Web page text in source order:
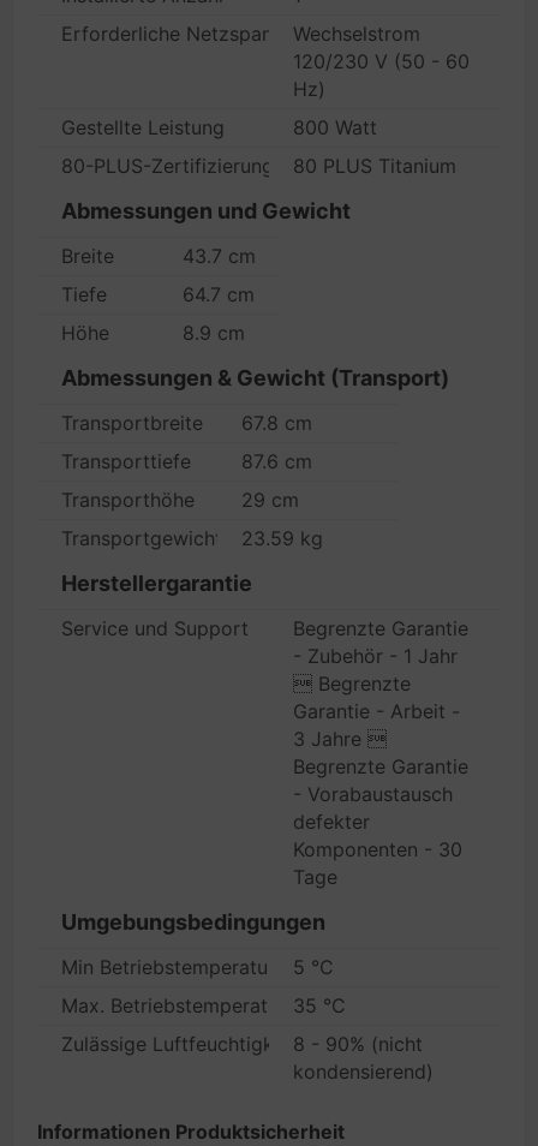
Erforderliche NetzspannungWechselstrom
120/230 V (50 - 60
Hz)
Gestellte Leistung
800 Watt
80-PLUS-Zertifizierung
80 PLUS Titanium
Abmessungen und Gewicht
Breite
43.7 cm
Tiefe
64.7 cm
Höhe
8.9 cm
Abmessungen & Gewicht (Transport)
Transportbreite
67.8 cm
Transporttiefe
87.6 cm
Transporthöhe
29 cm
Transportgewicht
23.59 kg
Herstellergarantie
Service und Support
Begrenzte Garantie
- Zubehör - 1 Jahr
 Begrenzte
Garantie - Arbeit -
3 Jahre 
Begrenzte Garantie
- Vorabaustausch
defekter
Komponenten - 30
Tage
Umgebungsbedingungen
Min Betriebstemperatur
5 °C
Max. Betriebstemperatur
35 °C
Zulässige Luftfeuchtigkeit im Betrieb
8 - 90% (nicht
kondensierend)
Informationen Produktsicherheit